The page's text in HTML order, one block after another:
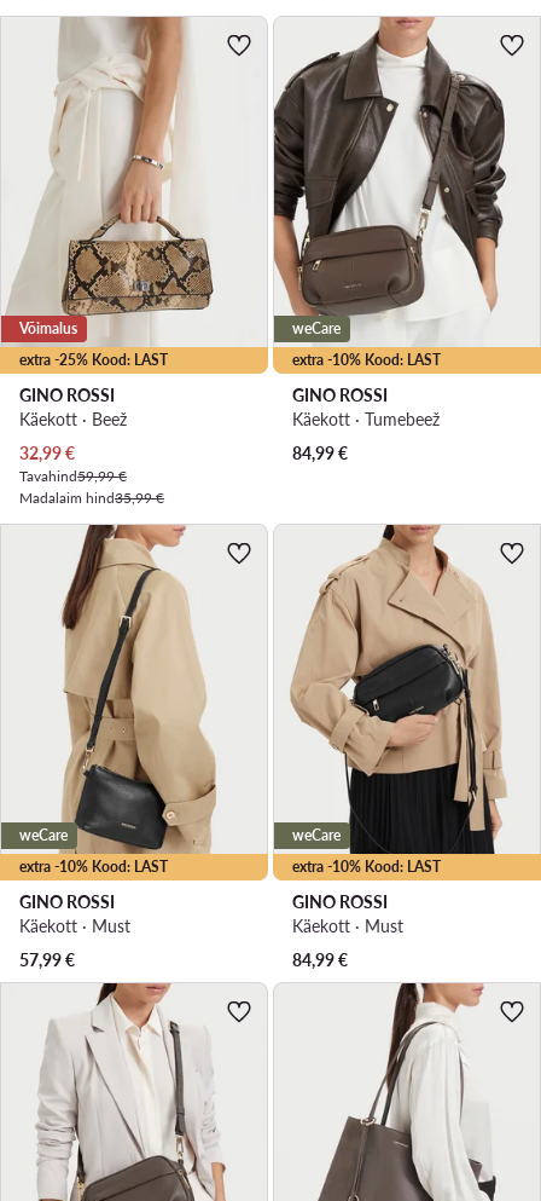
extra -25% Kood: LAST
Võimalus
GINO ROSSI
Käekott · Beež
Praegune hind
32,99€
Tavahind59,99 €
Madalaim hind35,99 €
extra -10% Kood: LAST
weCare
GINO ROSSI
Käekott · Tumebeež
84,99€
extra -10% Kood: LAST
weCare
GINO ROSSI
Käekott · Must
57,99€
extra -10% Kood: LAST
weCare
GINO ROSSI
Käekott · Must
84,99€